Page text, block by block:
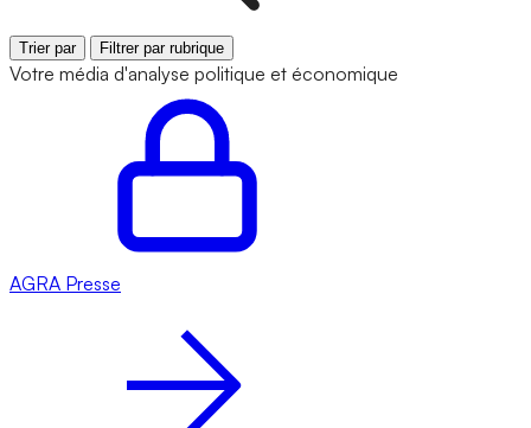
Trier par Filtrer par rubrique
Votre média d'analyse politique et économique
AGRA Presse